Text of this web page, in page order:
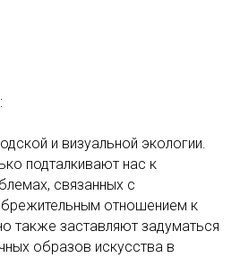
и визуальной экологии.
подталкивают нас к
связанных с
отношением к
также заставляют задуматься
образов искусства в